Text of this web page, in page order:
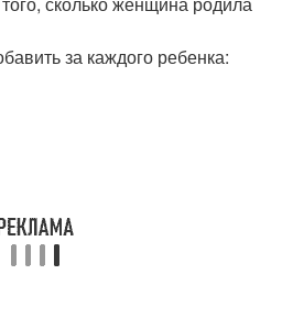
за каждого ребенка: